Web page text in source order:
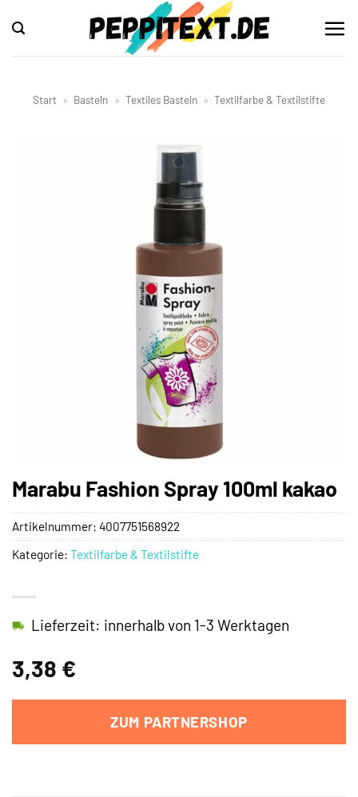
Inhalt
springen
Start » Basteln » Textiles Basteln » Textilfarbe & Textilstifte
Marabu Fashion Spray 100ml kakao
3,38 €
Lieferzeit: innerhalb von 1-3 Werktagen
ZUM PARTNERSHOP
Artikelnummer: 4007751568922
Kategorie: Textilfarbe & Textilstifte